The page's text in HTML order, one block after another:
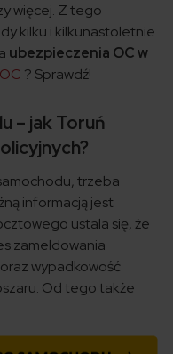
więcej. Z tego
kilku i kilkunastoletnie.
ubezpieczenia OC w
? Sprawdź!
– jak Toruń
trzeba
informacją jest
ustala się, że
zameldowania
wypadkowość
Od tego także